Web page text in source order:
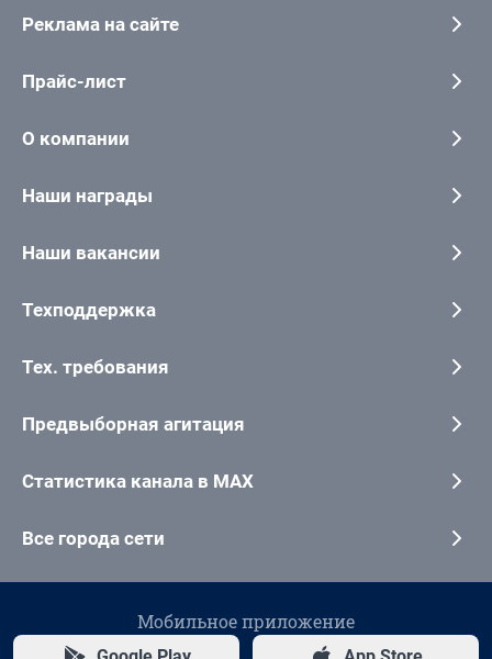
Реклама на сайте
Прайс-лист
О компании
Наши награды
Наши вакансии
Техподдержка
Тех. требования
Предвыборная агитация
Статистика канала в MAX
Все города сети
Мобильное приложение